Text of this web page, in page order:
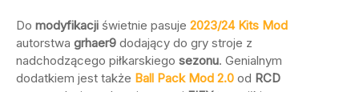
Do modyfikacji świetnie pasuje 2023/24 Kits Mod
autorstwa grhaer9 dodający do gry stroje z
nadchodzącego piłkarskiego sezonu. Genialnym
dodatkiem jest także Ball Pack Mod 2.0 od RCD